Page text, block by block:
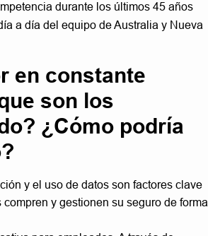
durante los últimos 45 años
a día del equipo de Australia y Nueva
en constante
son los
¿Cómo podría
y el uso de datos son factores clave
y gestionen su seguro de forma